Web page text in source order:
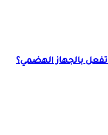
تفعل بالجهاز الهضمي؟